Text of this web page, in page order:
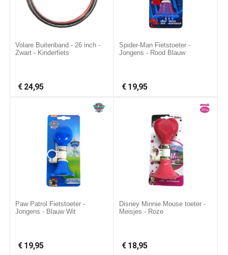
Volare Buitenband - 26 inch -
Zwart - Kinderfiets
€ 24,95
Spider-Man Fietstoeter -
Jongens - Rood Blauw
€ 19,95
Paw Patrol Fietstoeter -
Jongens - Blauw Wit
€ 19,95
Disney Minnie Mouse toeter -
Meisjes - Roze
€ 18,95